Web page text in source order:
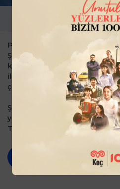
Pazarlama ve Kurumsal
Şimşek, Horeca Mailing
konuk oldu. Röportajında
ilgili bilgi verirken, horeca
çözümleri ile ilgili soruları
Şimşek, Token'ın teknoloji ve
yetkinlikleri, dijital yemek kartı
TR Android POS cihazı ile ilgili